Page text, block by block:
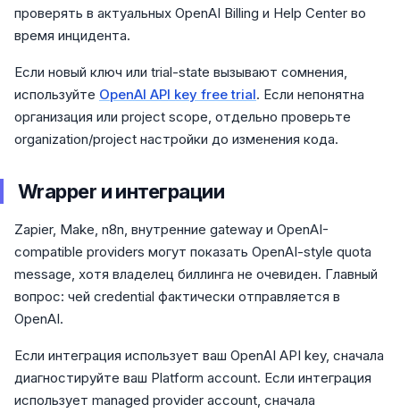
проверять в актуальных OpenAI Billing и Help Center во
время инцидента.
Если новый ключ или trial-state вызывают сомнения,
используйте OpenAI API key free trial. Если непонятна
организация или project scope, отдельно проверьте
organization/project настройки до изменения кода.
Wrapper и интеграции
Zapier, Make, n8n, внутренние gateway и OpenAI-
compatible providers могут показать OpenAI-style quota
message, хотя владелец биллинга не очевиден. Главный
вопрос: чей credential фактически отправляется в
OpenAI.
Если интеграция использует ваш OpenAI API key, сначала
диагностируйте ваш Platform account. Если интеграция
использует managed provider account, сначала